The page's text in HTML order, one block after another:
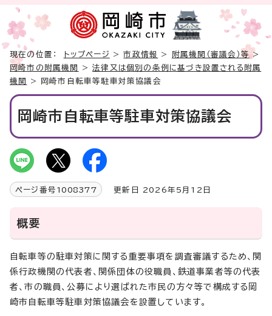
現在の位置： トップページ >市政情報 > 附属機関（審議会）等>
岡崎市の附属機関
>法律又は個別の条例に基づき設置される附属
機関
> 岡崎市自転車等駐車対策協議会
岡崎市自転車等駐車対策協議会
ページ番号 1008377 更新日 2026年5月12日
概要
自転車等の駐車対策に関する重要事項を調査審議するため、関
係行政機関の代表者、関係団体の役職員、鉄道事業者等の代表
者、市の職員、公募により選ばれた市民の方々等で構成する岡
崎市自転車等駐車対策協議会を設置しています。